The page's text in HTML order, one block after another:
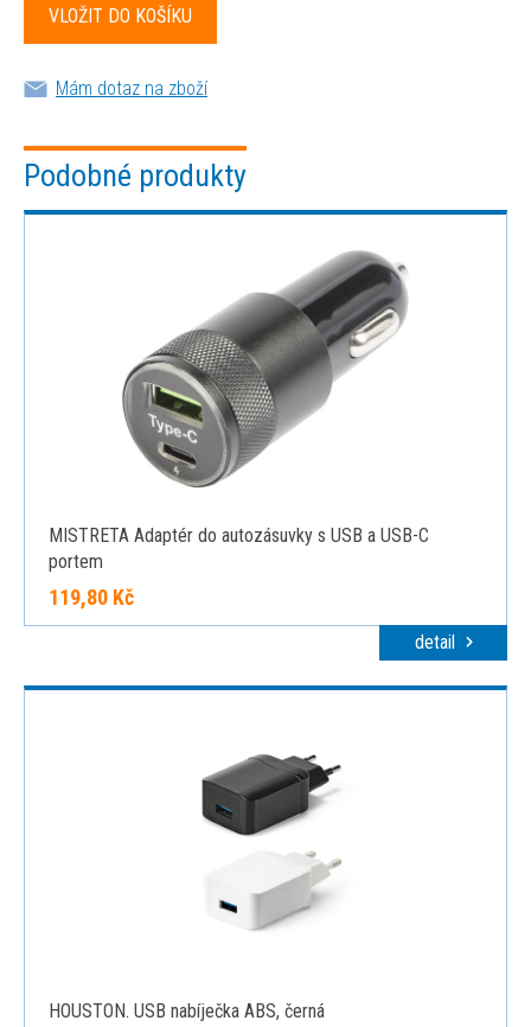
Mám dotaz na zboží
Podobné produkty
MISTRETA Adaptér do autozásuvky s USB a USB-C
portem
119,80 Kč
detail
HOUSTON. USB nabíječka ABS, černá